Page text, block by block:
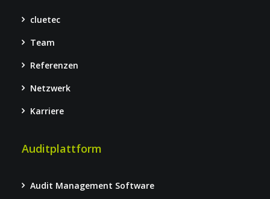
cluetec
Team
Referenzen
Netzwerk
Karriere
Auditplattform
Audit Management Software